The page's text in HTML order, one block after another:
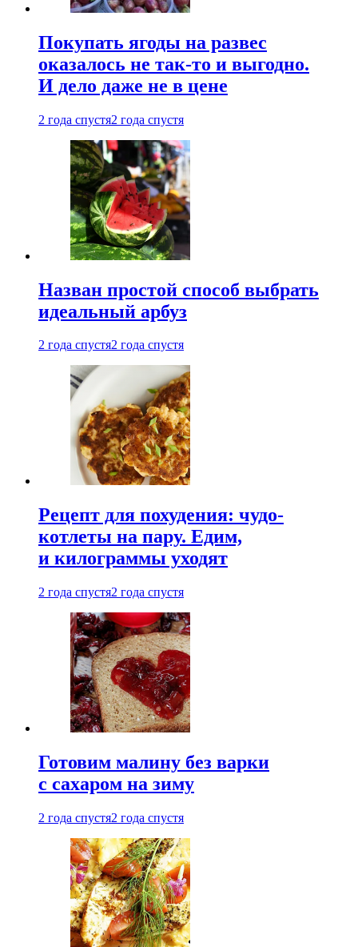
Покупать ягоды на развес
оказалось не так-то и выгодно.
И дело даже не в цене
2 года спустя2 года спустя
Назван простой способ выбрать
идеальный арбуз
2 года спустя2 года спустя
Рецепт для похудения: чудо-
котлеты на пару. Едим,
и килограммы уходят
2 года спустя2 года спустя
Готовим малину без варки
с сахаром на зиму
2 года спустя2 года спустя